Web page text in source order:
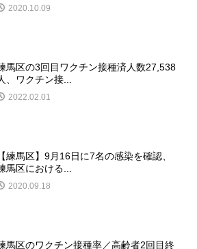
2020.10.09
馬区の3回目ワクチン接種済人数27,538
、ワクチン接...
2022.02.01
【練馬区】9月16日に7名の感染を確認、
馬区における...
2020.09.18
馬区のワクチン接種率／高齢者2回目終